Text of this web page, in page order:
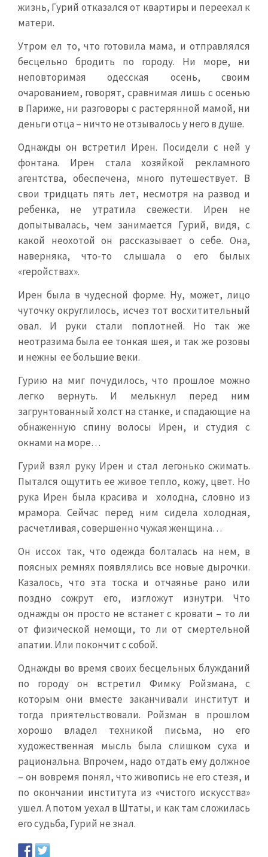
жизнь, Гурий отказался от квартиры и переехал к
матери.
Утром ел то, что готовила мама, и отправлялся
бесцельно бродить по городу. Ни море, ни
неповторимая одесская осень, своим
очарованием, говорят, сравнимая лишь с осенью
в Париже, ни разговоры с растерянной мамой, ни
деньги отца – ничто не отзывалось у него в душе.
Однажды он встретил Ирен. Посидели с ней у
фонтана. Ирен стала хозяйкой рекламного
агентства, обеспечена, много путешествует. В
свои тридцать пять лет, несмотря на развод и
ребенка, не утратила свежести. Ирен не
допытывалась, чем занимается Гурий, видя, с
какой неохотой он рассказывает о себе. Она,
наверняка, что-то слышала о его былых
«геройствах».
Ирен была в чудесной форме. Ну, может, лицо
чуточку округлилось, исчез тот восхитительный
овал. И руки стали поплотней. Но так же
неотразима была ее тонкая шея, и так же розовы
и нежны ее большие веки.
Гурию на миг почудилось, что прошлое можно
легко вернуть. И мелькнул перед ним
загрунтованный холст на станке, и спадающие на
обнаженную спину волосы Ирен, и студия с
окнами на море…
Гурий взял руку Ирен и стал легонько сжимать.
Пытался ощутить ее живое тепло, кожу, цвет. Но
рука Ирен была красива и холодна, словно из
мрамора. Сейчас перед ним сидела холодная,
расчетливая, совершенно чужая женщина…
Он иссох так, что одежда болталась на нем, в
поясных ремнях появлялись все новые дырочки.
Казалось, что эта тоска и отчаянье рано или
поздно сожрут его, изгложут изнутри. Что
однажды он просто не встанет с кровати – то ли
от физической немощи, то ли от смертельной
апатии. Или покончит с собой.
Однажды во время своих бесцельных блужданий
по городу он встретил Фимку Ройзмана, с
которым они вместе заканчивали институт и
тогда приятельствовали. Ройзман в прошлом
хорошо владел техникой письма, но его
художественная мысль была слишком суха и
рациональна. Впрочем, надо отдать ему должное
– он вовремя понял, что живопись не его стезя, и
по окончании института из «чистого искусства»
ушел. А потом уехал в Штаты, и как там сложилась
его судьба, Гурий не знал.